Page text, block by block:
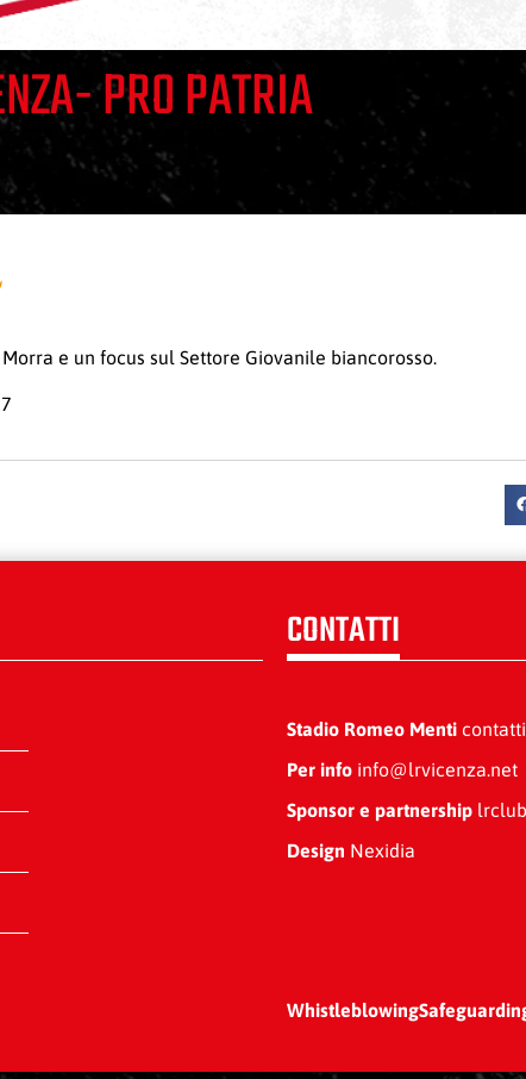
PRO PATRIA
e un focus sul Settore Giovanile biancorosso.
CONTATTI
Stadio Romeo Menticontatti
Per infoinfo@lrvicenza.net
Sponsor e partnership
Design Nexidia
Whistleblowing